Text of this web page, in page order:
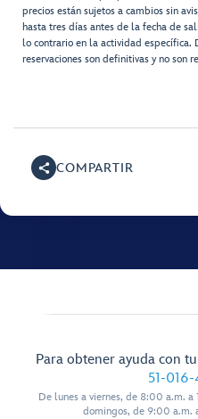
precios están sujetos a cambios sin
hasta tres días antes de la fecha de
lo contrario en la actividad específica.
reservaciones son definitivas y no son
COMPARTIR
Para obtener ayuda con
51-
De lunes a viernes, de 8:00 a.m.
domingos, de 9:00 a.m.